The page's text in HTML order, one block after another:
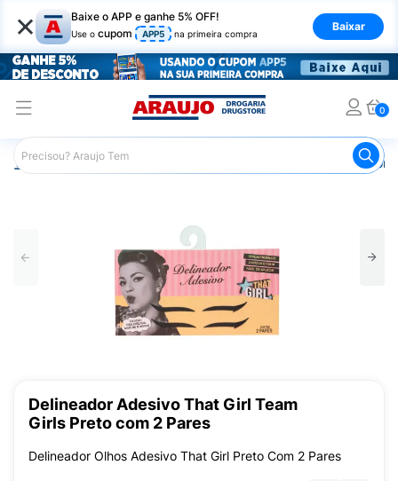
× Baixe o APP e ganhe 5% OFF!
Use o cupom APP5 na primeira compra
Baixar
0
Araujo Maquiagem Delineador
Delineador Adesivo That Girl Team
Girls Preto com 2 Pares
Delineador Olhos Adesivo That Girl Preto Com 2 Pares